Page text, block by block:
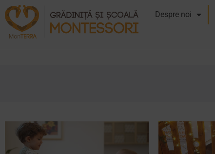
Despre noi